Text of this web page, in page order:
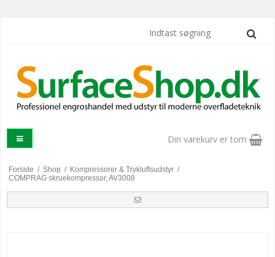
Din varekurv er tom
Forside / Shop / Kompressorer & Trykluftsudstyr /
COMPRAG skruekompressor, AV3008